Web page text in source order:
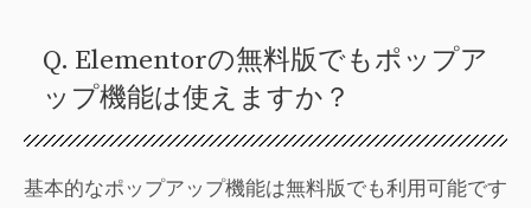
Q. Elementorの無料版でもポップア
ップ機能は使えますか？
基本的なポップアップ機能は無料版でも利用可能です